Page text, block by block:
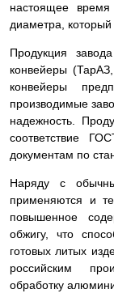
настоящее время
диаметра,
Продукция
конвейеры
конвейеры
производимые
надежность.
соответствие
документам по
Наряду с
применяются и
повышенное
обжигу, что
готовых литых
российским
обработку